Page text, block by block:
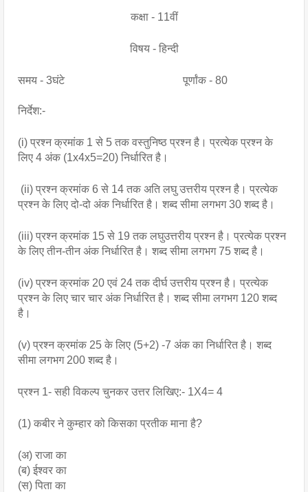
कक्षा - 11वीं
विषय - हिन्दी
समय - 3घंटे                                           पूर्णांक - 80
निर्देश:-
(i) प्रश्न क्रमांक 1 से 5 तक वस्तुनिष्ठ प्रश्न है। प्रत्येक प्रश्न के
लिए 4 अंक (1x4x5=20) निर्धारित है।
(ii) प्रश्न क्रमांक 6 से 14 तक अति लघु उत्तरीय प्रश्न है। प्रत्येक
प्रश्न के लिए दो-दो अंक निर्धारित है। शब्द सीमा लगभग 30 शब्द है।
(iii) प्रश्न क्रमांक 15 से 19 तक लघुउत्तरीय प्रश्न है। प्रत्येक प्रश्न
के लिए तीन-तीन अंक निर्धारित है। शब्द सीमा लगभग 75 शब्द है।
(iv) प्रश्न क्रमांक 20 एवं 24 तक दीर्घ उत्तरीय प्रश्न है। प्रत्येक
प्रश्न के लिए चार चार अंक निर्धारित है। शब्द सीमा लगभग 120 शब्द
है।
(v) प्रश्न क्रमांक 25 के लिए (5+2) -7 अंक का निर्धारित है। शब्द
सीमा लगभग 200 शब्द है।
प्रश्न 1- सही विकल्प चुनकर उत्तर लिखिए:- 1X4= 4
(1) कबीर ने कुम्हार को किसका प्रतीक माना है?
(अ) राजा का
(ब) ईश्वर का
(स) पिता का